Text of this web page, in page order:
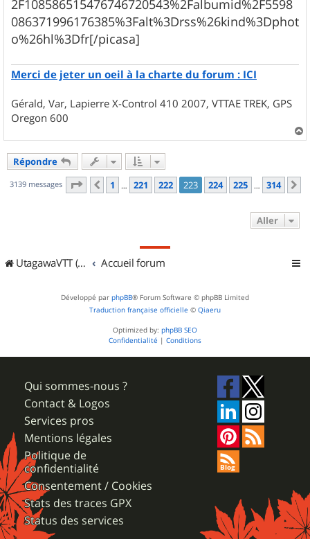
2F108586515476746720543%2Falbumid%2F5598
086371996176385%3Falt%3Drss%26kind%3Dphot
o%26hl%3Dfr[/picasa]
Merci de jeter un oeil à la charte du forum : ICI
Gérald, Var, Lapierre X-Control 410 2007, VTTAE TREK, GPS
Oregon 600
a
Répondre
3139 messages Page 223 sur314
Précédent
1 … 221 222 223 224 225 … 314
Aller
UtagawaVTT (Randos VTT et VTTAE avec traces GPS) Accueil forum
Développé par phpBB® Forum Software © phpBB Limited
Traduction française officielle © Qiaeru
Optimized by: phpBB SEO
Confidentialité | Conditions
Qui sommes-nous ?
Contact & Logos
Services pros
Mentions légales
Politique de
confidentialité
Consentement / Cookies
Stats des traces GPX
Status des services